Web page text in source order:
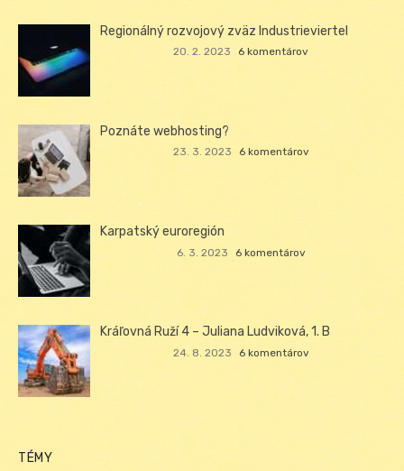
Regionálný rozvojový zväz Industrieviertel
20. 2. 2023 6 komentárov
Poznáte webhosting?
23. 3. 2023 6 komentárov
Karpatský euroregión
6. 3. 2023 6 komentárov
Kráľovná Ruží 4 – Juliana Ludviková, 1. B
24. 8. 2023 6 komentárov
TÉMY